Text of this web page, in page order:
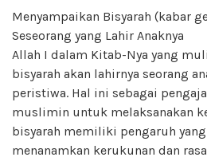
Menyampaikan Bisyarah (kabar
Seseorang yang Lahir Anaknya
Allah I dalam Kitab-Nya yang
bisyarah akan lahirnya seorang
peristiwa. Hal ini sebagai
muslimin untuk melaksanakan
bisyarah memiliki pengaruh
menanamkan kerukunan dan